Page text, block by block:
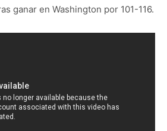
ganar en Washington por 101-116.